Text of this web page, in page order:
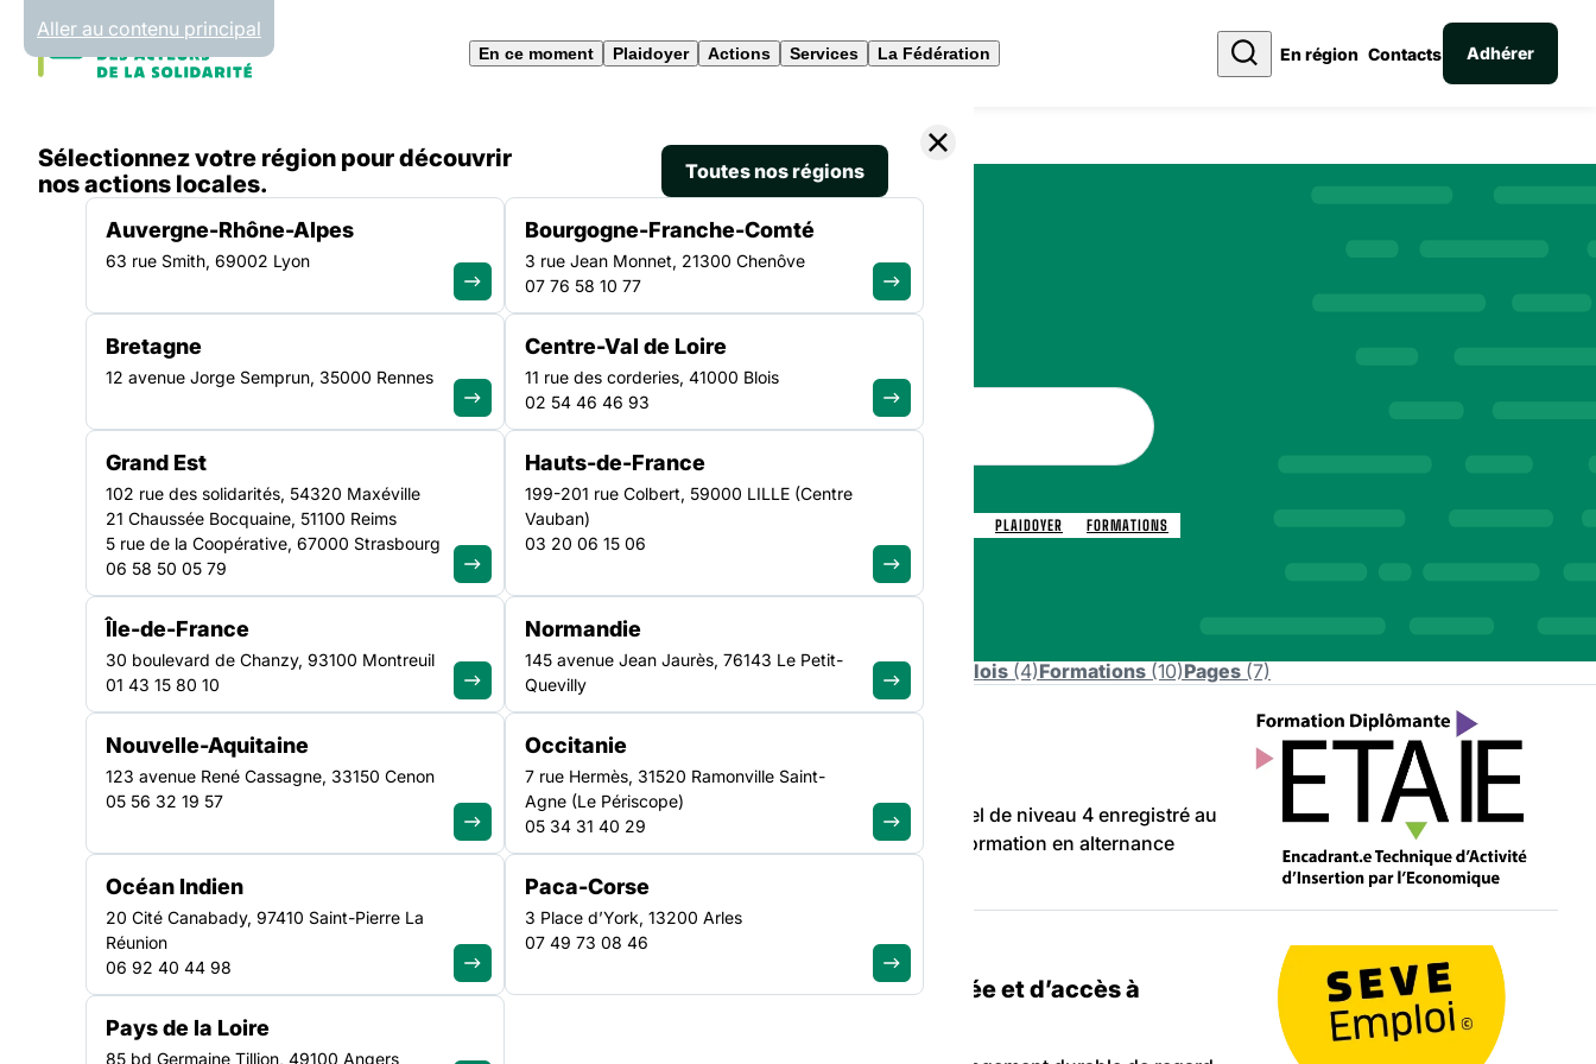
Panneau de gestion des cookies
Aller au contenu principal
En ce moment Plaidoyer Actions Services La Fédération En région Contacts Adhérer
Accueil Recherche
VOTRE RECHERCHE
70 ANS DE LA FAS PLAIDOYER FORMATIONS
Tous les résultats (197)Actualités(161)Ressources(13)Actions (2) Emplois (4)Formations (10)Pages (7)
PROGRAMME
Formation ETAIE, Encadrant Technique d’Activités d’Insertion par l’Economique
Le titre d’Encadrant Techniques d’Activités d’Insertion par l’Economique (ETAIE) est un titre professionnel de niveau 4 enregistré au
Répertoire National des Certifications. Il est délivré par la Fédération des acteurs de la solidarité. Cette formation en alternance
Lire la suite
PROGRAMME
SEVE Emploi : un programme ambitieux de lutte contre le chômage de longue durée et d’accès à
l’emploi durable
Sélectionnez votre région pour découvrir
nos actions locales.
Toutes nos régions
Auvergne-Rhône-Alpes
63 rue Smith, 69002 Lyon
Bourgogne-Franche-Comté
3 rue Jean Monnet, 21300 Chenôve
07 76 58 10 77
Bretagne
12 avenue Jorge Semprun, 35000 Rennes
Centre-Val de Loire
11 rue des corderies, 41000 Blois
02 54 46 46 93
Grand Est
102 rue des solidarités, 54320 Maxéville
21 Chaussée Bocquaine, 51100 Reims
5 rue de la Coopérative, 67000 Strasbourg
06 58 50 05 79
Hauts-de-France
199-201 rue Colbert, 59000 LILLE (Centre
Vauban)
03 20 06 15 06
Île-de-France
30 boulevard de Chanzy, 93100 Montreuil
01 43 15 80 10
Normandie
145 avenue Jean Jaurès, 76143 Le Petit-
Quevilly
Nouvelle-Aquitaine
123 avenue René Cassagne, 33150 Cenon
05 56 32 19 57
Occitanie
7 rue Hermès, 31520 Ramonville Saint-
Agne (Le Périscope)
05 34 31 40 29
Océan Indien
20 Cité Canabady, 97410 Saint-Pierre La
Réunion
06 92 40 44 98
Paca-Corse
3 Place d’York, 13200 Arles
07 49 73 08 46
Pays de la Loire
85 bd Germaine Tillion, 49100 Angers